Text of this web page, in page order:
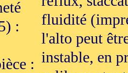
:
:
fluidité
l'alto peut
instable, en